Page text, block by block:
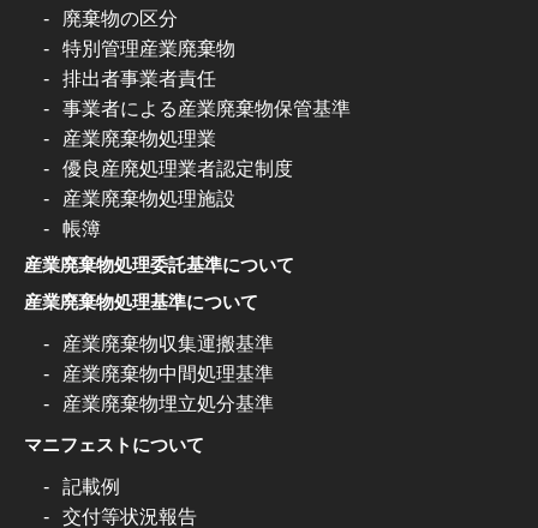
廃棄物の区分
特別管理産業廃棄物
排出者事業者責任
事業者による産業廃棄物保管基準
産業廃棄物処理業
優良産廃処理業者認定制度
産業廃棄物処理施設
帳簿
産業廃棄物処理委託基準について
産業廃棄物処理基準について
産業廃棄物収集運搬基準
産業廃棄物中間処理基準
産業廃棄物埋立処分基準
マニフェストについて
記載例
交付等状況報告